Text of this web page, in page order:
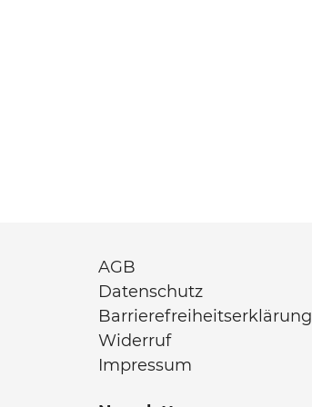
AGB
Datenschutz
Barrierefreiheitserklärung
Widerruf
Impressum